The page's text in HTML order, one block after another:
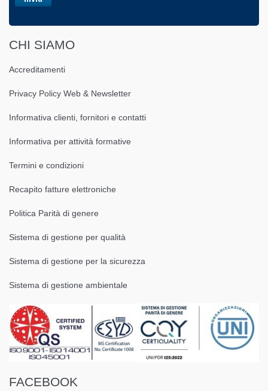
CHI SIAMO
Accreditamenti
Privacy Policy Web & Newsletter
Informativa clienti, fornitori e contatti
Informativa per attività formative
Termini e condizioni
Recapito fatture elettroniche
Politica Parità di genere
Sistema di gestione per qualità
Sistema di gestione per la sicurezza
Sistema di gestione ambientale
FACEBOOK